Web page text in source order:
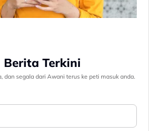
Terkini
dan segala dari Awani terus ke peti masuk anda.